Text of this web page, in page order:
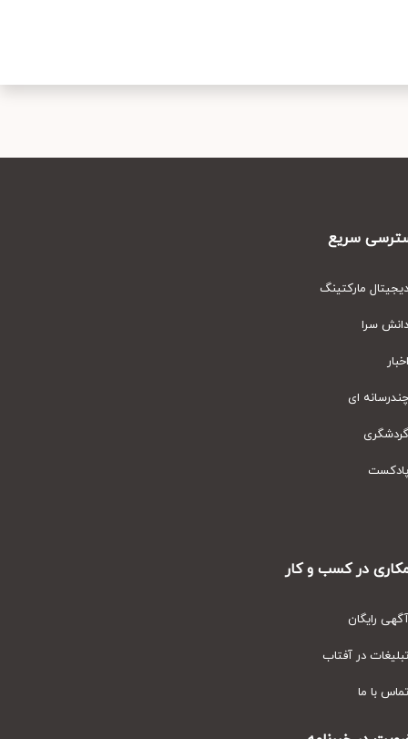
سریع
مارکتینگ
سرا
ای
در کسب و کار
رایگان
در آفتاب
با ما